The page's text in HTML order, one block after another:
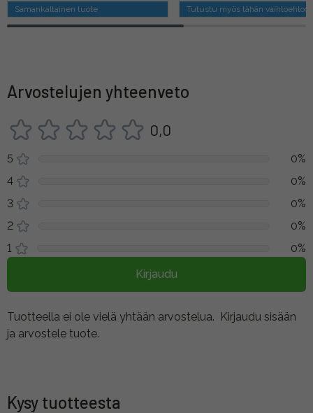
Samankaltainen tuote Tutustu myös tähän
Arvostelujen yhteenveto
0,0
5
0%
4
0%
3
0%
2
0%
1
0%
Kirjaudu
Tuotteella ei ole vielä yhtään arvostelua. Kirjaudu sisään
ja arvostele tuote.
Kysy tuotteesta